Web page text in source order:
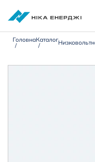
ГоловнаКаталог